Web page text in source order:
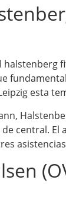
esta
central. El